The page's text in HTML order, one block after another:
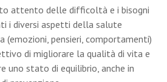
attento delle difficoltà e i bisogni
i diversi aspetti della salute
(emozioni, pensieri, comportamenti)
di migliorare la qualità di vita e
uno stato di equilibrio, anche in